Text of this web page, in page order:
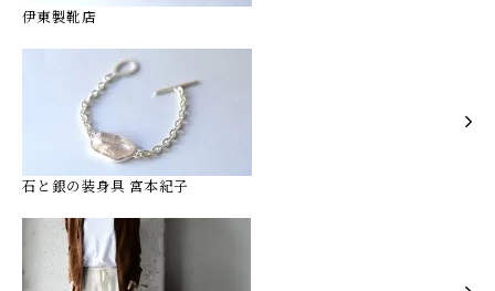
伊東製靴店
石と銀の装身具 宮本紀子